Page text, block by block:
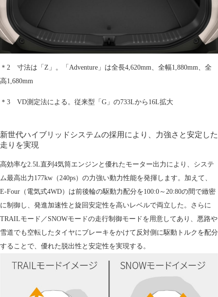
＊2 寸法は「Z」。「Adventure」は全長4,620mm、全幅1,880mm、全
高1,680mm
＊3 VD測定法による。従来型「G」の733Lから16L拡大
新世代ハイブリッドシステムの採用により、 力強さと安定した
走りを実現
高効率な2.5L直列4気筒エンジンと優れたモーター出力により、システ
ム最高出力177kw（240ps）の力強い動力性能を発揮します。加えて、
E-Four（電気式4WD）は前後輪の駆動力配分を100:0～20:80の間で緻密
に制御し、発進加速性と旋回安定性を高いレベルで両立した。さらに
TRAILモード／SNOWモードの走行制御モードを用意してあり、悪路や
雪道でも空転したタイヤにブレーキをかけて反対側に駆動トルクを配分
することで、優れた脱出性と安定性を実現する。